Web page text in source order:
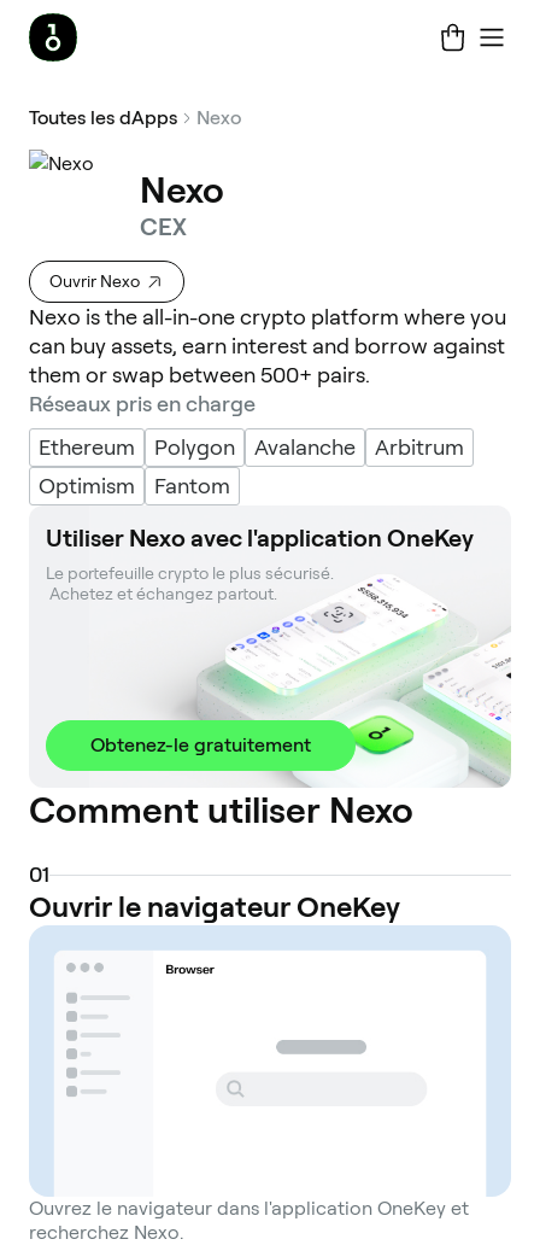
Toutes les dApps Nexo
Nexo
CEX
Ouvrir Nexo
Nexo is the all-in-one crypto platform where you
can buy assets, earn interest and borrow against
them or swap between 500+ pairs.
Réseaux pris en charge
Ethereum
Polygon Avalanche
Arbitrum
Optimism
Fantom
Utiliser Nexo avec l'application OneKey
Le portefeuille crypto le plus sécurisé.
Achetez et échangez partout.
Obtenez-le gratuitement
Comment utiliser Nexo
01
Ouvrir le navigateur OneKey
Ouvrez le navigateur dans l'application OneKey et
recherchez Nexo.